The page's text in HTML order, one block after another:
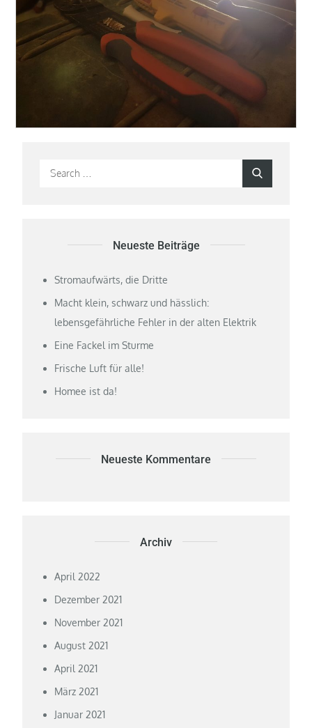
Search
Neueste Beiträge
Stromaufwärts, die Dritte
Macht klein, schwarz und hässlich:
lebensgefährliche Fehler in der alten Elektrik
Eine Fackel im Sturme
Frische Luft für alle!
Homee ist da!
Neueste Kommentare
Archiv
April 2022
Dezember 2021
November 2021
August 2021
April 2021
März 2021
Januar 2021